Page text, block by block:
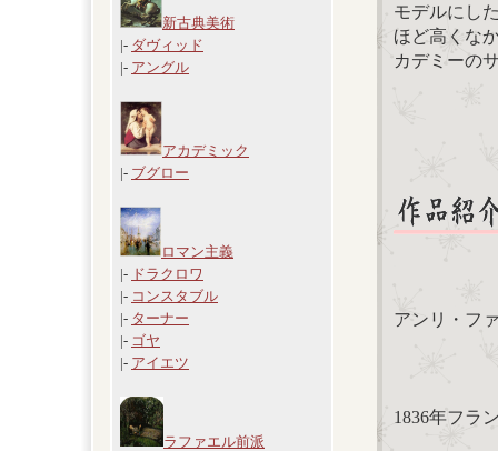
新古典美術
|- ダヴィッド
|- アングル
アカデミック
|- ブグロー
ロマン主義
|- ドラクロワ
|- コンスタブル
|- ターナー
|- ゴヤ
|- アイエツ
ラファエル前派
モデルにし
ほど高くな
カデミーの
アンリ・フ
1836年フラ